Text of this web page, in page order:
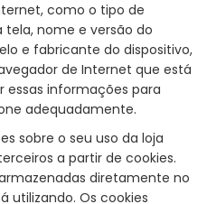
como o tipo de
nome e versão do
e fabricante do dispositivo,
de Internet que está
essas informações para
adequadamente.
sobre o seu uso da loja
a partir de cookies.
diretamente no
utilizando. Os cookies